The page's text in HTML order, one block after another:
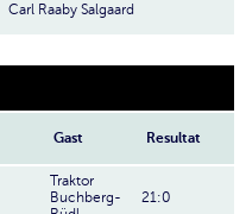
Carl Raaby Salgaard
Gast Resultat
Traktor
Buchberg-
21:0